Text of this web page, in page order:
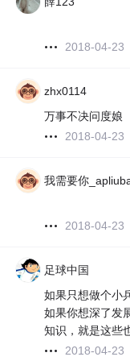
2018-04-23
zhx0114
万事不决问度娘
2018-04-23
我需要你
2018-04-23
足球中国
如果只想做个小
如果你想深了发
知识，就是这些
2018-04-23